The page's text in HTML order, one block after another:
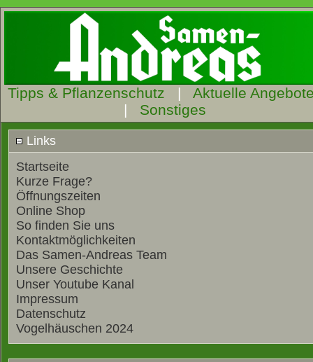
Tipps & Pflanzenschutz | Aktuelle
| Sonstiges
Links
Startseite
Kurze Frage?
Öffnungszeiten
Online Shop
So finden Sie uns
Kontaktmöglichkeiten
Das Samen-Andreas Team
Unsere Geschichte
Unser Youtube Kanal
Impressum
Datenschutz
Vogelhäuschen 2024